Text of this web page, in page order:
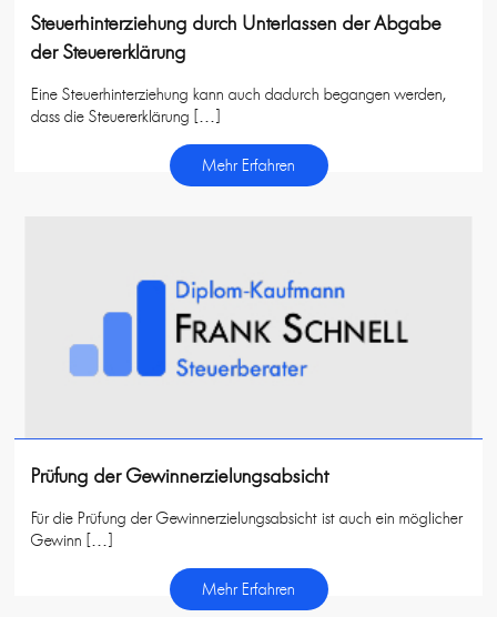
Steuerhinterziehung durch Unterlassen der Abgabe
der Steuererklärung
Eine Steuerhinterziehung kann auch dadurch begangen werden,
dass die Steuererklärung […]
Mehr Erfahren
Prüfung der Gewinnerzielungsabsicht
Für die Prüfung der Gewinnerzielungsabsicht ist auch ein möglicher
Gewinn […]
Mehr Erfahren